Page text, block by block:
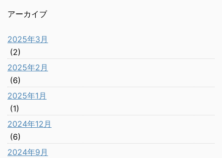
アーカイブ
2025年3月
(2)
2025年2月
(6)
2025年1月
(1)
2024年12月
(6)
2024年9月